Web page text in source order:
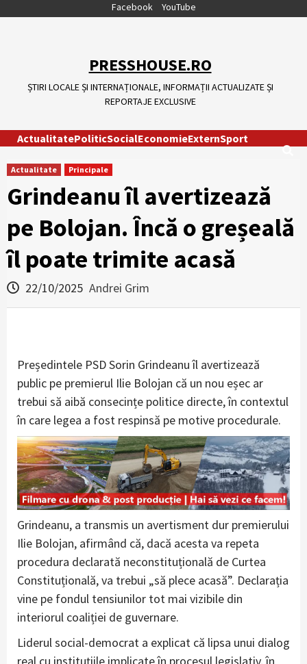
Facebook YouTube
PRESSHOUSE.RO
ȘTIRI LOCALE ȘI INTERNAȚIONALE, INFORMAȚII ACTUALIZATE ȘI
REPORTAJE EXCLUSIVE
ActualitatePoliticSocialEconomieExternSport
Actualitate Principale
Grindeanu îl avertizează
pe Bolojan. Încă o greșeală
îl poate trimite acasă
22/10/2025 Andrei Grim
Președintele PSD Sorin Grindeanu îl avertizează
public pe premierul Ilie Bolojan că un nou eșec ar
trebui să aibă consecințe politice directe, în contextul
în care legea a fost respinsă pe motive procedurale.
Grindeanu, a transmis un avertisment dur premierului
Ilie Bolojan, afirmând că, dacă acesta va repeta
procedura declarată neconstituțională de Curtea
Constituțională, va trebui „să plece acasă”. Declarația
vine pe fondul tensiunilor tot mai vizibile din
interiorul coaliției de guvernare.
Liderul social-democrat a explicat că lipsa unui dialog